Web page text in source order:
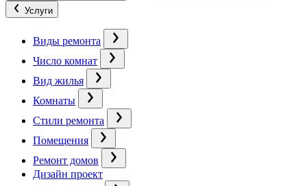
Услуги
Виды ремонта
Число комнат
Вид жилья
Комнаты
Стили ремонта
Помещения
Ремонт домов
Дизайн проект